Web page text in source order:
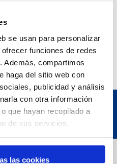
se usan para personalizar
funciones de redes
Además, compartimos
haga del sitio web con
publicidad y análisis
con otra información
que hayan recopilado a
de sus servicios.
las cookies